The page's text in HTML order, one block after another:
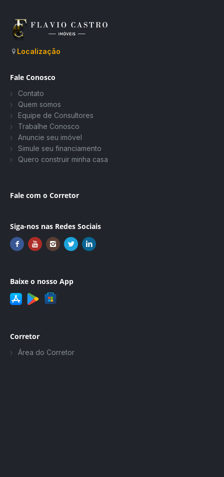
Localização
Fale Conosco
Contato
Quem somos
Equipe de Consultores
Trabalhe Conosco
Anuncie seu imóvel
Simule seu financiamento
Quero construir minha casa
Fale com o Corretor
Siga-nos nas Redes Sociais
Baixe o nosso App
Corretor
Área do Corretor